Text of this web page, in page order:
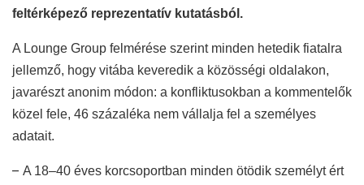
feltérképező reprezentatív kutatásból.
A Lounge Group felmérése szerint minden hetedik fiatalra
jellemző, hogy vitába keveredik a közösségi oldalakon,
javarészt anonim módon: a konfliktusokban a kommentelők
közel fele, 46 százaléka nem vállalja fel a személyes
adatait.
– A 18–40 éves korcsoportban minden ötödik személyt ért